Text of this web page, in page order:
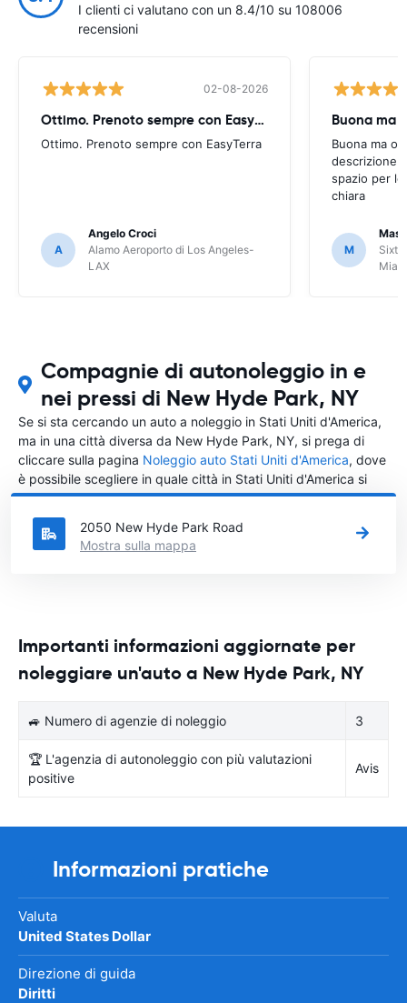
I clienti ci valutano con un 8.4/10 su 108006
recensioni
02-08-2026
Ottimo. Prenoto sempre con EasyTerra
Ottimo. Prenoto sempre con EasyTerra
A
Angelo Croci
Alamo Aeroporto di Los Angeles-
LAX
Buona ma
Buona ma
descrizione
spazio per
chiara
M
Sixt
Compagnie di autonoleggio in e
nei pressi di New Hyde Park, NY
Se si sta cercando un auto a noleggio in Stati Uniti d'America,
ma in una città diversa da New Hyde Park, NY, si prega di
cliccare sulla pagina Noleggio auto Stati Uniti d'America, dove
è possibile scegliere in quale città in Stati Uniti d'America si
vuole noleggiare l'auto.
2050 New Hyde Park Road
Mostra sulla mappa
Importanti informazioni aggiornate per
noleggiare un'auto a New Hyde Park, NY
🚙 Numero di agenzie di noleggio 3
🏆 L'agenzia di autonoleggio con più valutazioni
positive
Avis
Informazioni pratiche
Valuta
United States Dollar
Direzione di guida
Diritti